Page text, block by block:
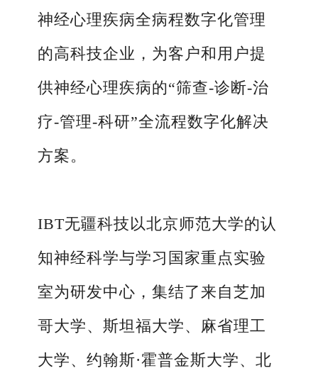
神经心理疾病全病程数字化管理
的高科技企业，为客户和用户提
供神经心理疾病的“筛查-诊断-治
疗-管理-科研”全流程数字化解决
方案。
IBT无疆科技以北京师范大学的认
知神经科学与学习国家重点实验
室为研发中心，集结了来自芝加
哥大学、斯坦福大学、麻省理工
大学、约翰斯·霍普金斯大学、北